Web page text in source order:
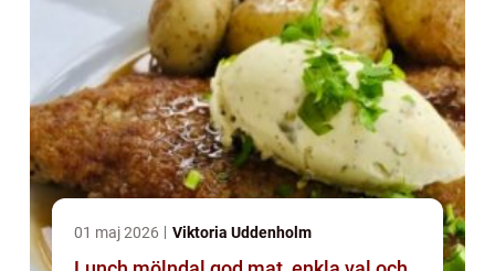
01 maj 2026 Viktoria Uddenholm